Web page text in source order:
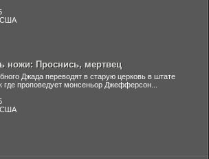
США
ножи: Проснись, мертвец
Джада переводят в старую церковь в штате
где проповедует монсеньор Джефферсон...
США